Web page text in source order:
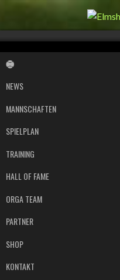
Springe
Inhalt
NEWS
MANNSCHAFTEN
SPIELPLAN
TRAINING
HALL OF FAME
ORGA TEAM
PARTNER
SHOP
KONTAKT